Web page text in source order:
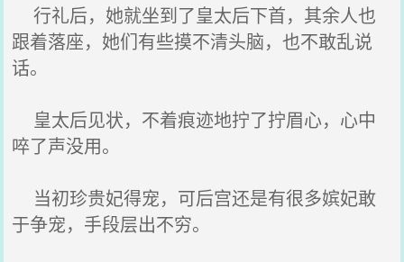
行礼后，她就坐到了皇太后下首，其余人也
跟着落座，她们有些摸不清头脑，也不敢乱说
话。
皇太后见状，不着痕迹地拧了拧眉心，心中
啐了声没用。
当初珍贵妃得宠，可后宫还是有很多嫔妃敢
于争宠，手段层出不穷。